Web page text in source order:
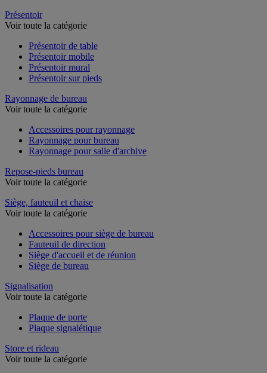
Présentoir
Voir toute la catégorie
Présentoir de table
Présentoir mobile
Présentoir mural
Présentoir sur pieds
Rayonnage de bureau
Voir toute la catégorie
Accessoires pour rayonnage
Rayonnage pour bureau
Rayonnage pour salle d'archive
Repose-pieds bureau
Voir toute la catégorie
Siège, fauteuil et chaise
Voir toute la catégorie
Accessoires pour siège de bureau
Fauteuil de direction
Siège d'accueil et de réunion
Siège de bureau
Signalisation
Voir toute la catégorie
Plaque de porte
Plaque signalétique
Store et rideau
Voir toute la catégorie